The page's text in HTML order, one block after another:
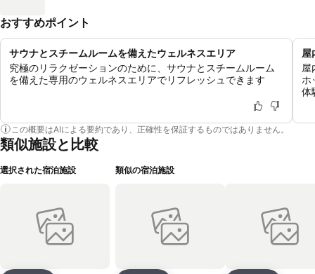
おすすめポイント
サウナとスチームルームを備えたウェルネスエリア
究極のリラクゼーションのために、サウナとスチームルーム
を備えた専用のウェルネスエリアでリフレッシュできます
屋
屋
ホ
体
この概要はAIによる要約であり、正確性を保証するものではありません。
類似施設と比較
選択された宿泊施設 類似の宿泊施設